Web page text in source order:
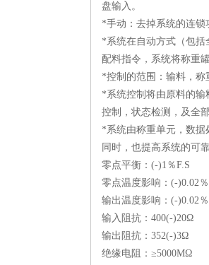
盘输入。
*手动：去掉系统的连
*系统在自动方式（包
配料指令，系统将称重
*控制的范围：输料，称
*系统控制将由原料的
控制，状态检测，及全
*系统由称重单元，数
同时，也提高系统的可
零点平衡：(-)1％F.S
零点温度影响：(-)0.02
输出温度影响：(-)0.02
输入阻抗：400(-)20Ω
输出阻抗：352(-)3Ω
绝缘电阻：≥5000MΩ